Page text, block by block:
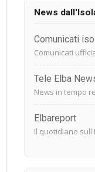
News
Comunicati
Comunicati
Tele Elba
News in tempo
Elbareport
Il quotidiano